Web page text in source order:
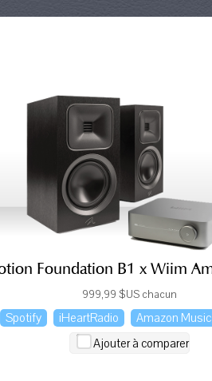
Foundation B1 x Wiim
999,99 $US chacun
Spotify iHeartRadio Amazon Music
Ajouter à comparer